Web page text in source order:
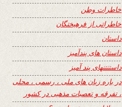
خاطرات وطن
خاطراتی از فرهیختگان
داستان
داستان های پندآمیز
داستنتنهای پند آمیز
در باره زبان های ملی ، رسمی ، محلی
، تفرقه و تعصبات مذهبی در کشور